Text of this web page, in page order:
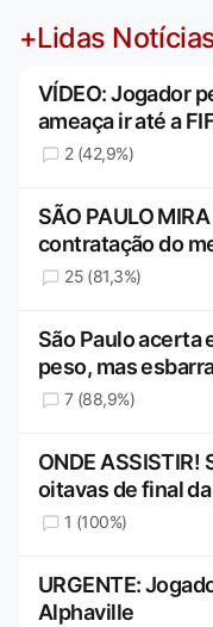
+Lidas
VÍDEO: Jogador
ameaça ir até a
2 (42,9%)
SÃO PAULO
contratação do
25 (81,3%)
São Paulo acerta
peso, mas
7 (88,9%)
ONDE
oitavas de final
1 (100%)
URGENTE:
Alphaville